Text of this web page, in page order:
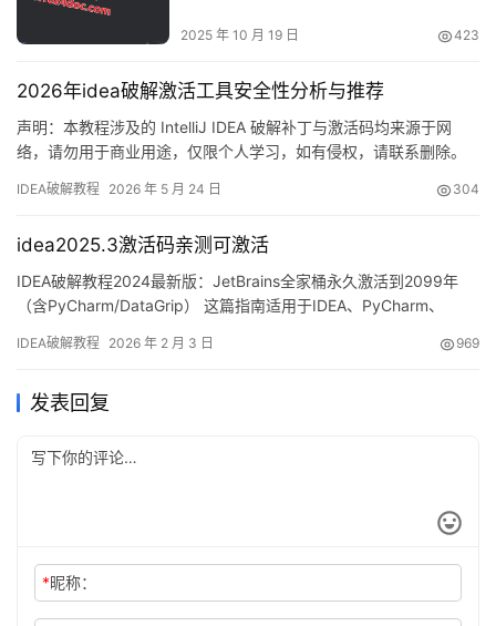
2025 年 10 月 19 日 423
2026年idea破解激活工具安全性分析与推荐
声明：本教程涉及的 IntelliJ IDEA 破解补丁与激活码均来源于网
络，请勿用于商业用途，仅限个人学习，如有侵权，请联系删除。
说，先来看 IDEA 2025.2.1 版本成功破解后的截图。如图所示，软
详细的图文步骤，为大家演示如…
IDEA破解教程 2026 年 5 月 24 日 304
idea2025.3激活码亲测可激活
IDEA破解教程2024最新版：JetBrains全家桶永久激活到2099年
（含PyCharm/DataGrip） 这篇指南适用于IDEA、PyCharm、
版IDEA激活成功的截图，可以看到有效期已经延续到2099年，非常
IDEA破解教程 2026 年 2 月 3 日 969
发表回复
*昵称：